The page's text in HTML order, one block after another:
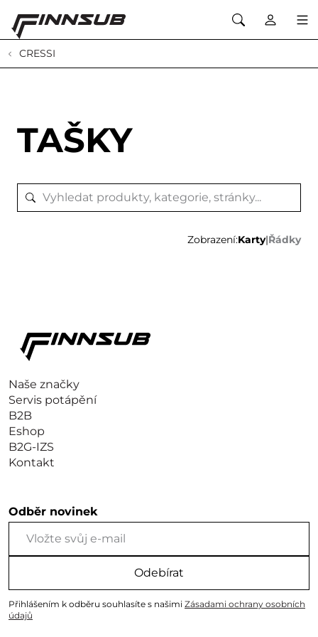
CRESSI
TAŠKY
Zobrazení:Karty|Řádky
Naše značky
Servis potápění
B2B
Eshop
B2G-IZS
Kontakt
Odběr novinek
Odebírat
Přihlášením k odběru souhlasíte s našimi Zásadami ochrany osobních
údajů